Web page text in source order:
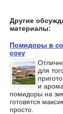
Другие
материалы:
Помидоры в
соку
для
и
помидоры на
готовятся
просто.